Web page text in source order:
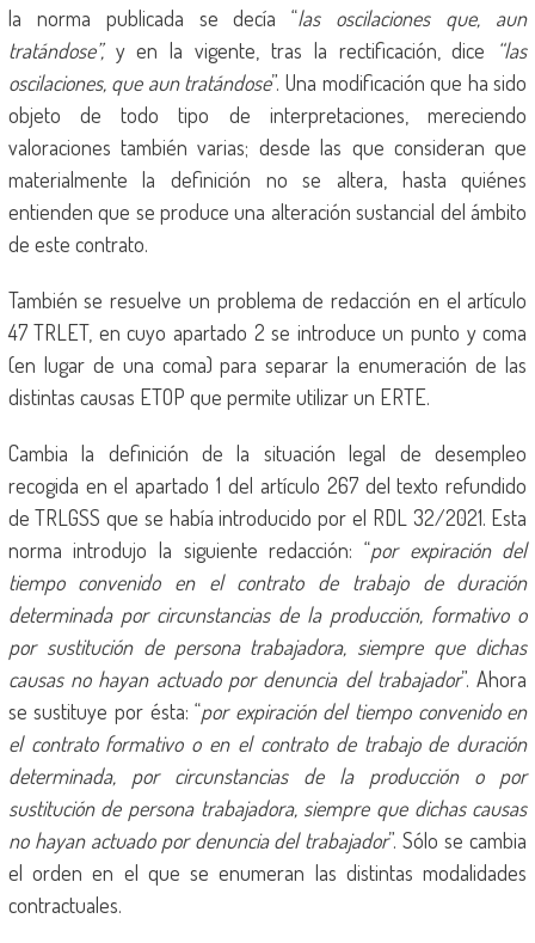
la norma publicada se decía “las oscilaciones que, aun
tratándose”, y en la vigente, tras la rectificación, dice “las
oscilaciones, que aun tratándose”. Una modificación que ha sido
objeto de todo tipo de interpretaciones, mereciendo
valoraciones también varias; desde las que consideran que
materialmente la definición no se altera, hasta quiénes
entienden que se produce una alteración sustancial del ámbito
de este contrato.
También se resuelve un problema de redacción en el artículo
47 TRLET, en cuyo apartado 2 se introduce un punto y coma
(en lugar de una coma) para separar la enumeración de las
distintas causas ETOP que permite utilizar un ERTE.
Cambia la definición de la situación legal de desempleo
recogida en el apartado 1 del artículo 267 del texto refundido
de TRLGSS que se había introducido por el RDL 32/2021. Esta
norma introdujo la siguiente redacción: “por expiración del
tiempo convenido en el contrato de trabajo de duración
determinada por circunstancias de la producción, formativo o
por sustitución de persona trabajadora, siempre que dichas
causas no hayan actuado por denuncia del trabajador”. Ahora
se sustituye por ésta: “por expiración del tiempo convenido en
el contrato formativo o en el contrato de trabajo de duración
determinada, por circunstancias de la producción o por
sustitución de persona trabajadora, siempre que dichas causas
no hayan actuado por denuncia del trabajador”. Sólo se cambia
el orden en el que se enumeran las distintas modalidades
contractuales.